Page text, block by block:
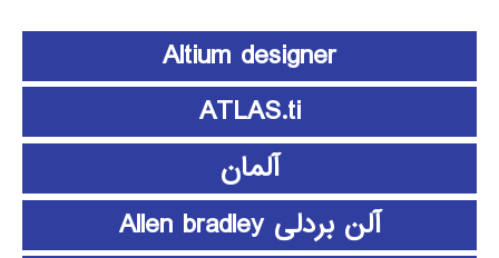
Altium designer
ATLAS.ti
آلمان
آلن بردلی Allen bradley